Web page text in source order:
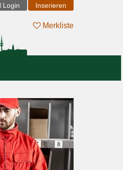
Login Inserieren
Merkliste